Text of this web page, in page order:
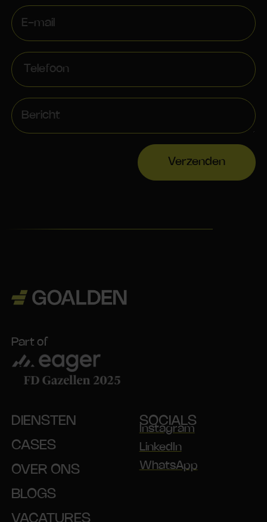
Verzenden
Part of
DIENSTEN
CASES
OVER ONS
BLOGS
VACATURES
SOCIALS
Instagram
LinkedIn
WhatsApp